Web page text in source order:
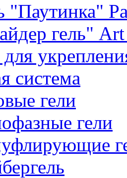
"Паутинка"
гель"
система
гели
гели